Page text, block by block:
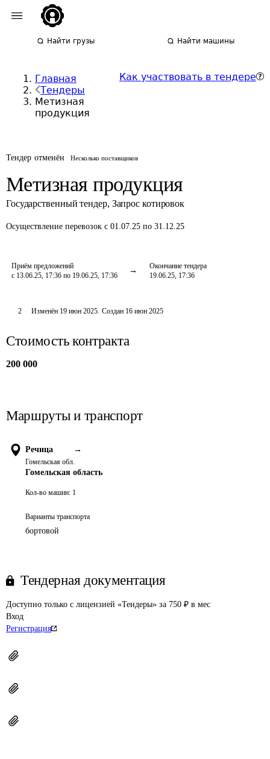
Найти грузы Найти машины
Главная
Тендеры
Метизная
продукция
Как участвовать в тендере
Тендер отменён Несколько поставщиков
Метизная продукция
Государственный тендер, Запрос котировок
Осуществление перевозок с 01.07.25 по 31.12.25
Приём предложений
с 13.06.25, 17:36 по 19.06.25, 17:36
Окончание тендера
19.06.25, 17:36
2 Изменён 19 июн 2025. Создан 16 июн 2025
Стоимость контракта
200 000
Маршруты и транспорт
Речица →
Гомельская обл.
Гомельская область
Кол-во машин: 1
Варианты транспорта
бортовой
Тендерная документация
Доступно только с лицензией «Тендеры» за 750 ₽ в мес
Вход
Регистрация